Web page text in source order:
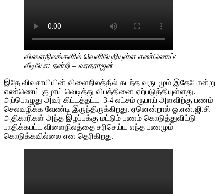
விளைநிலங்களில் வெளியேறியுள்ள எண்ணெய்/
வீடியோ: நன்றி – வரதராஜன்
இதே விவசாயியின் விளைநிலத்தில் கடந்த வருடமும் இதேபோன்று
எண்ணெய் குழாய் வெடித்து விபத்தினை ஏற்படுத்தியுள்ளது.
அப்பொழுது அவர் கிட்டத்தட்ட 3-4 லட்சம் ரூபாய் அளவிற்கு பணம்
செலவழிக்க வேண்டி இருந்திருக்கிறது. ஏனென்றால் ஓ.என்.ஜி.சி
அதிகாரிகள் அந்த இழப்புக்கு மட்டும் பணம் கொடுத்துவிட்டு
பாதிக்கபட்ட விளைநிலத்தை சரிசெய்ய எந்த பணமும்
கொடுக்கவில்லை என தெரிகிறது.